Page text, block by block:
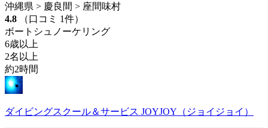
沖縄県 > 慶良間 > 座間味村
4.8
（口コミ 1件）
ボートシュノーケリング
6歳以上
2名以上
約2時間
ダイビングスクール＆サービス JOYJOY（ジョイジョイ）